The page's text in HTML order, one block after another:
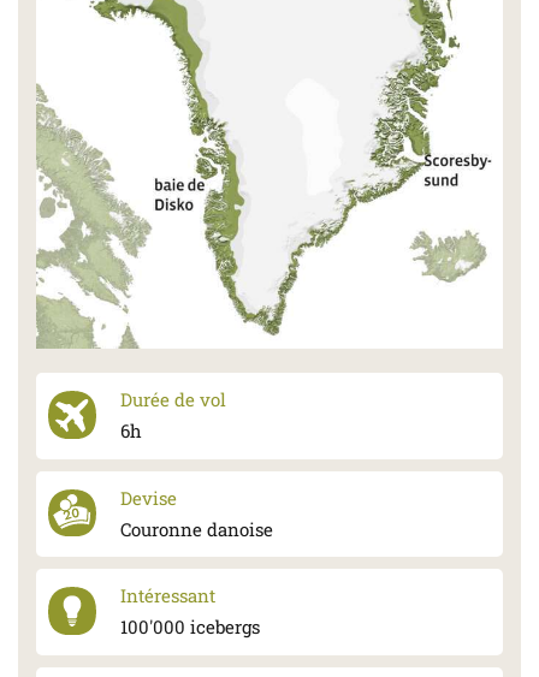
Durée de vol
6h
Devise
Couronne danoise
Intéressant
100'000 icebergs